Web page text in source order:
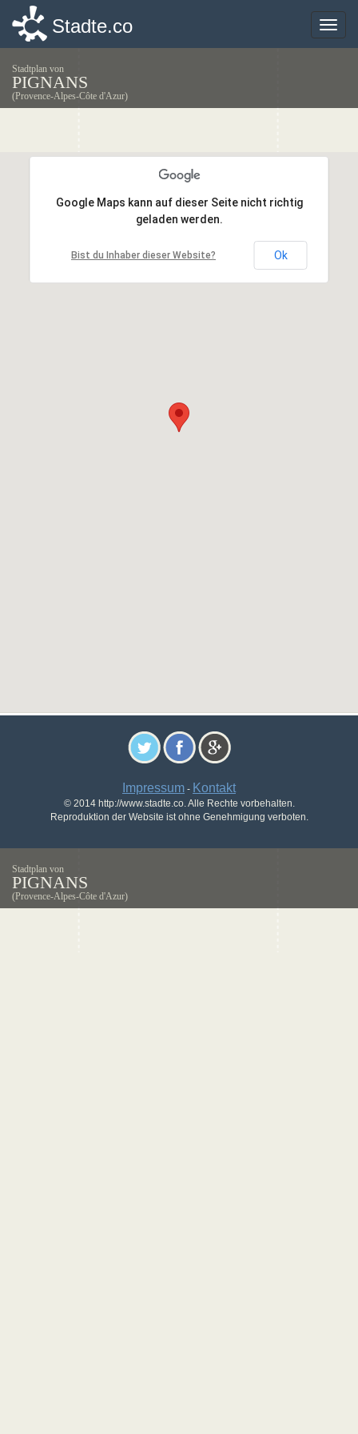
Toggle
Stadte.co
Stadtplan von
PIGNANS
(Provence-Alpes-Côte d'Azur)
Google Maps kann auf dieser Seite nicht richtig
geladen werden.
Bist du Inhaber dieser Website? Ok
Google Maps kann auf dieser Seite nicht richtig
geladen werden.
Bist du Inhaber dieser Website? Ok
Impressum - Kontakt
© 2014 http://www.stadte.co. Alle Rechte vorbehalten.
Reproduktion der Website ist ohne Genehmigung verboten.
Toggle
Stadte.co
Stadtplan von
PIGNANS
(Provence-Alpes-Côte d'Azur)